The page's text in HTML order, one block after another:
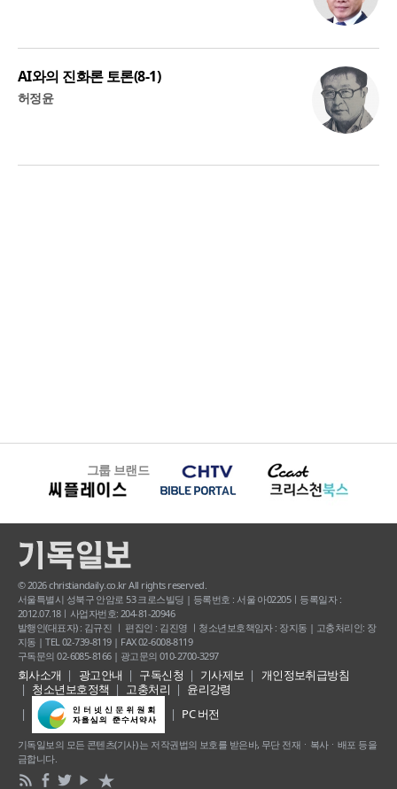
AI와의 진화론 토론(8-1)
허정윤
그룹 브랜드
© 2026 christiandaily.co.kr All rights reserved.
서울특별시 성북구 안암로 53 크로스빌딩 | 등록번호 : 서울 아02205ㅣ등록일자 :
2012.07.18ㅣ사업자번호: 204-81-20946
발행인(대표자) : 김규진 ㅣ 편집인 : 김진영 ㅣ청소년보호책임자 : 장지동 | 고충처리인: 장
지동 | TEL 02-739-8119 | FAX 02-6008-8119
구독문의 02-6085-8166 | 광고문의 010-2700-3297
회사소개 광고안내 구독신청 기사제보
개인정보취급방침
청소년보호정책
고충처리
윤리강령
PC 버전
기독일보의 모든 콘텐츠(기사) 는 저작권법의 보호를 받은바, 무단 전재ㆍ복사ㆍ배포 등을
금합니다.